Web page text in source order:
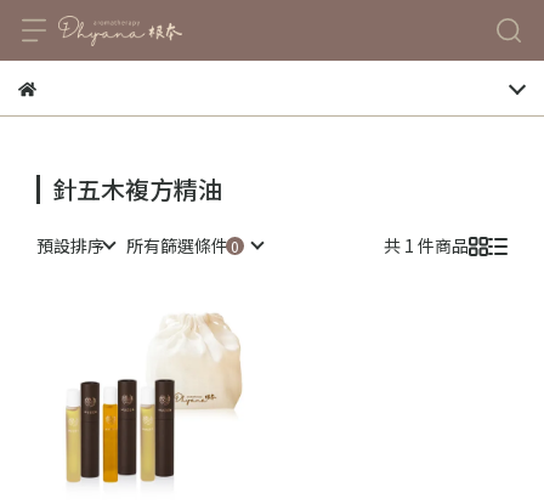
針五木複方精油
預設排序 所有篩選條件 共 1 件商品